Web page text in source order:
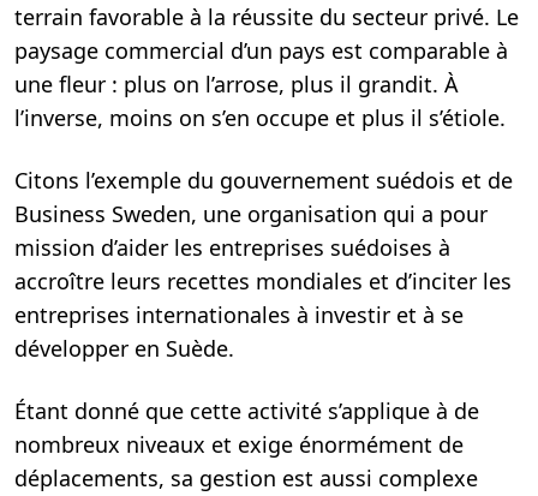
terrain favorable à la réussite du secteur privé. Le
paysage commercial d’un pays est comparable à
une fleur : plus on l’arrose, plus il grandit. À
l’inverse, moins on s’en occupe et plus il s’étiole.
Citons l’exemple du gouvernement suédois et de
Business Sweden, une organisation qui a pour
mission d’aider les entreprises suédoises à
accroître leurs recettes mondiales et d’inciter les
entreprises internationales à investir et à se
développer en Suède.
Étant donné que cette activité s’applique à de
nombreux niveaux et exige énormément de
déplacements, sa gestion est aussi complexe